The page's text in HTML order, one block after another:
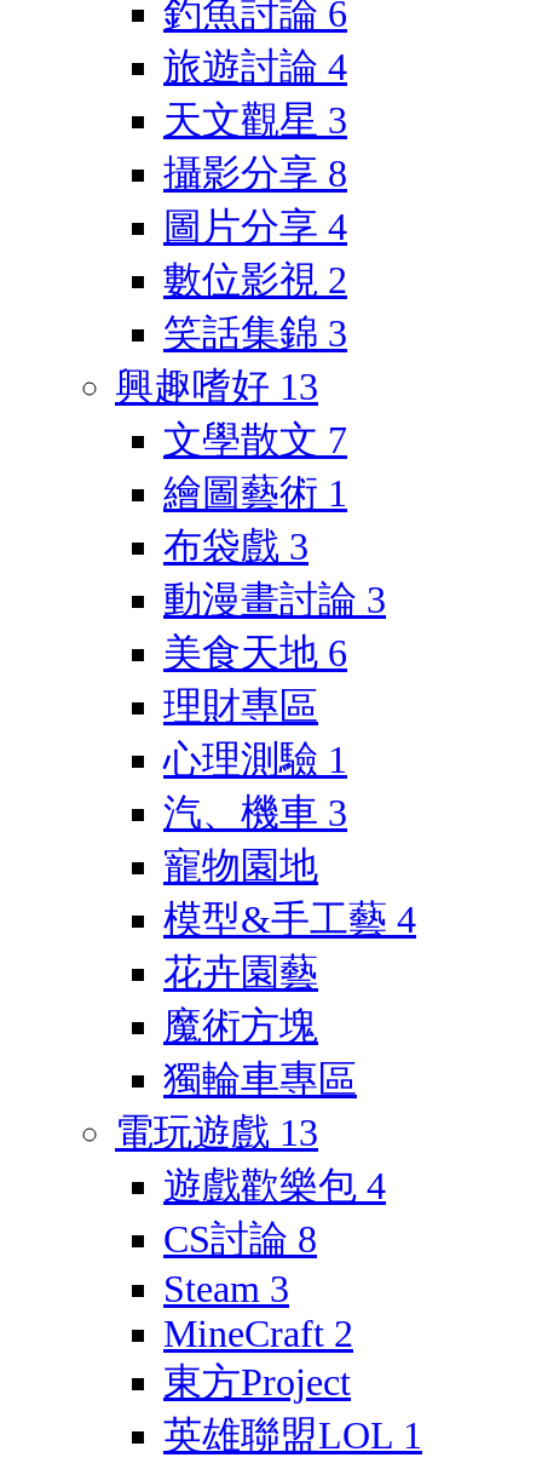
釣魚討論 6
旅遊討論 4
天文觀星 3
攝影分享 8
圖片分享 4
數位影視 2
笑話集錦 3
興趣嗜好 13
文學散文 7
繪圖藝術 1
布袋戲 3
動漫畫討論 3
美食天地 6
理財專區
心理測驗 1
汽、機車 3
寵物園地
模型&手工藝 4
花卉園藝
魔術方塊
獨輪車專區
電玩遊戲 13
遊戲歡樂包 4
CS討論 8
Steam 3
MineCraft 2
東方Project
英雄聯盟LOL 1